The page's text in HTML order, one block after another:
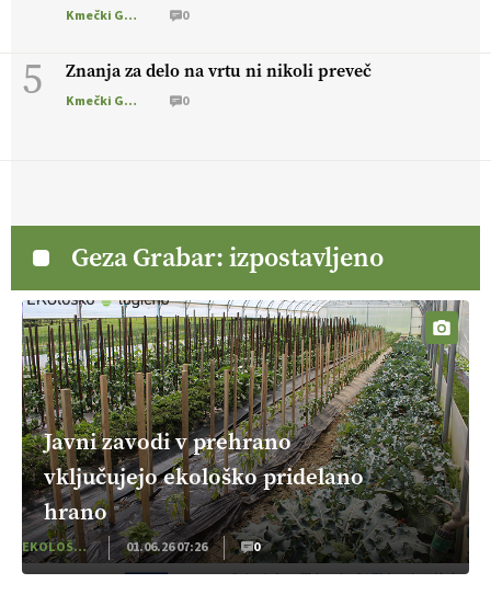
Kmečki Glas 0
5 Znanja za delo na vrtu ni nikoli preveč
Kmečki Glas 0
Geza Grabar: izpostavljeno
Javni zavodi v prehrano
vključujejo ekološko pridelano
hrano
EKOLOŠKO LOGIČNO 01.06.26 07:26 0